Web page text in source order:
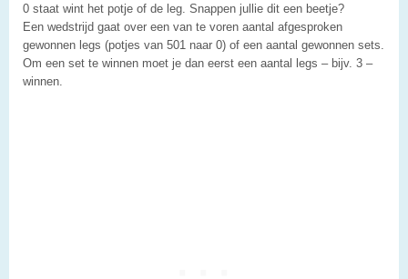
0 staat wint het potje of de leg. Snappen jullie dit een beetje?
Een wedstrijd gaat over een van te voren aantal afgesproken
gewonnen legs (potjes van 501 naar 0) of een aantal gewonnen sets.
Om een set te winnen moet je dan eerst een aantal legs – bijv. 3 –
winnen.